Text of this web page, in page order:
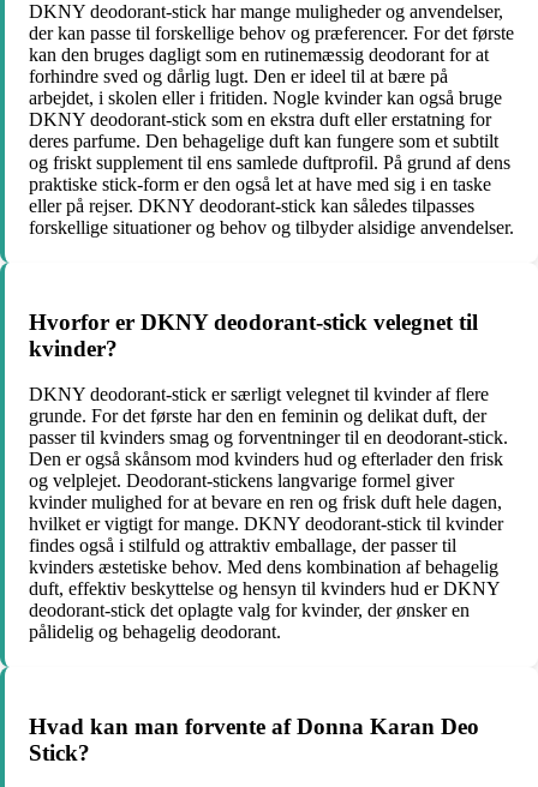
DKNY deodorant-stick har mange muligheder og anvendelser,
der kan passe til forskellige behov og præferencer. For det første
kan den bruges dagligt som en rutinemæssig deodorant for at
forhindre sved og dårlig lugt. Den er ideel til at bære på
arbejdet, i skolen eller i fritiden. Nogle kvinder kan også bruge
DKNY deodorant-stick som en ekstra duft eller erstatning for
deres parfume. Den behagelige duft kan fungere som et subtilt
og friskt supplement til ens samlede duftprofil. På grund af dens
praktiske stick-form er den også let at have med sig i en taske
eller på rejser. DKNY deodorant-stick kan således tilpasses
forskellige situationer og behov og tilbyder alsidige anvendelser.
Hvorfor er DKNY deodorant-stick velegnet til
kvinder?
DKNY deodorant-stick er særligt velegnet til kvinder af flere
grunde. For det første har den en feminin og delikat duft, der
passer til kvinders smag og forventninger til en deodorant-stick.
Den er også skånsom mod kvinders hud og efterlader den frisk
og velplejet. Deodorant-stickens langvarige formel giver
kvinder mulighed for at bevare en ren og frisk duft hele dagen,
hvilket er vigtigt for mange. DKNY deodorant-stick til kvinder
findes også i stilfuld og attraktiv emballage, der passer til
kvinders æstetiske behov. Med dens kombination af behagelig
duft, effektiv beskyttelse og hensyn til kvinders hud er DKNY
deodorant-stick det oplagte valg for kvinder, der ønsker en
pålidelig og behagelig deodorant.
Hvad kan man forvente af Donna Karan Deo
Stick?